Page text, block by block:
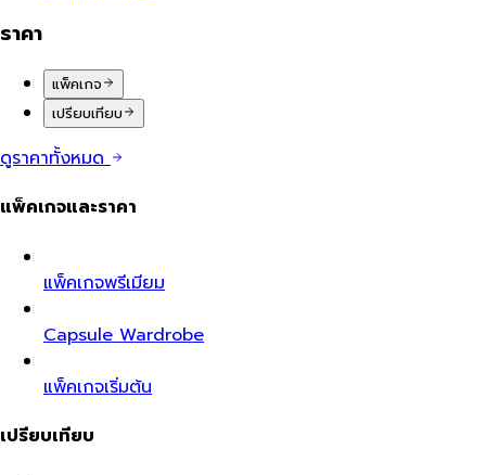
ราคา
แพ็คเกจ
เปรียบเทียบ
ดูราคาทั้งหมด
แพ็คเกจและราคา
แพ็คเกจพรีเมียม
Capsule Wardrobe
แพ็คเกจเริ่มต้น
เปรียบเทียบ